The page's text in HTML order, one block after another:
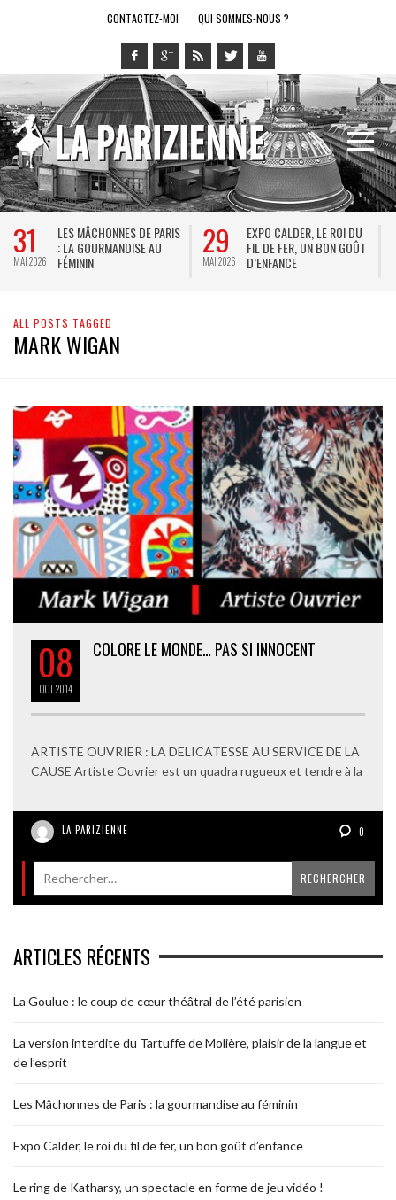
CONTACTEZ-MOI QUI SOMMES-NOUS ?
31
MAI 2026
LES MÂCHONNES DE PARIS
: LA GOURMANDISE AU
FÉMININ
29
MAI 2026
EXPO CALDER, LE ROI DU
FIL DE FER, UN BON GOÛT
D’ENFANCE
ALL POSTS TAGGED
MARK WIGAN
08
OCT2014
COLORE LE MONDE… PAS SI INNOCENT
ARTISTE OUVRIER : LA DELICATESSE AU SERVICE DE LA
CAUSE Artiste Ouvrier est un quadra rugueux et tendre à la
LA PARIZIENNE 0
ARTICLES RÉCENTS
La Goulue : le coup de cœur théâtral de l’été parisien
La version interdite du Tartuffe de Molière, plaisir de la langue et
de l’esprit
Les Mâchonnes de Paris : la gourmandise au féminin
Expo Calder, le roi du fil de fer, un bon goût d’enfance
Le ring de Katharsy, un spectacle en forme de jeu vidéo !